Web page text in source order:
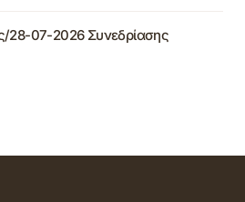
28-07-2026 Συνεδρίασης